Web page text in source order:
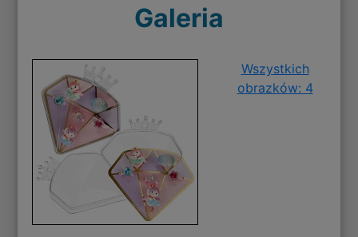
Galeria
Wszystkich
obrazków: 4